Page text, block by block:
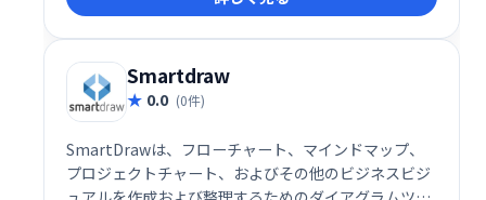
Smartdraw
0.0 (0件)
SmartDrawは、フローチャート、マインドマップ、
プロジェクトチャート、およびその他のビジネスビジ